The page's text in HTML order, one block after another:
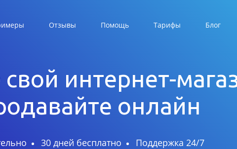
Отзывы Помощь Тарифы Блог
интернет-
онлайн
30 дней бесплатно
Поддержка 24/7